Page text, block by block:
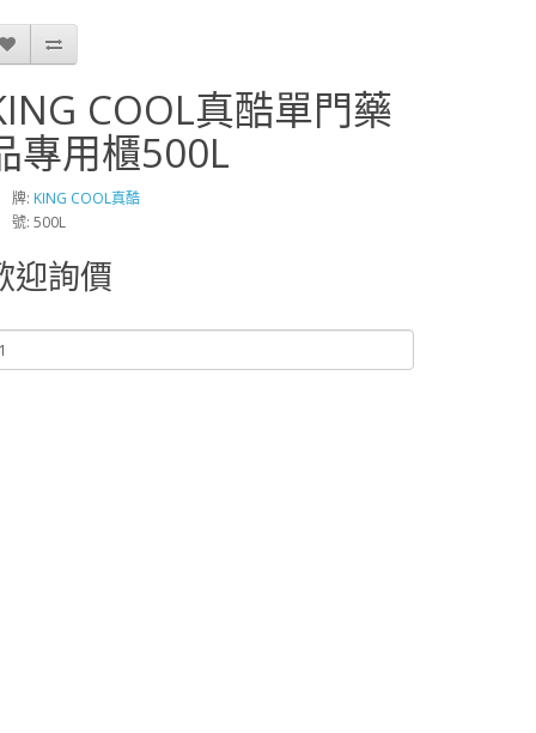
COOL真酷單門藥
專用櫃500L
牌: KING COOL真酷
號: 500L
迎詢價